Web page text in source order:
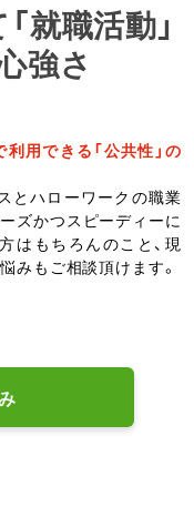
就職活動」
強さ
用できる「公共性」の
とハローワークの職業
ズかつスピーディーに
はもちろんのこと、現
みもご相談頂けます。